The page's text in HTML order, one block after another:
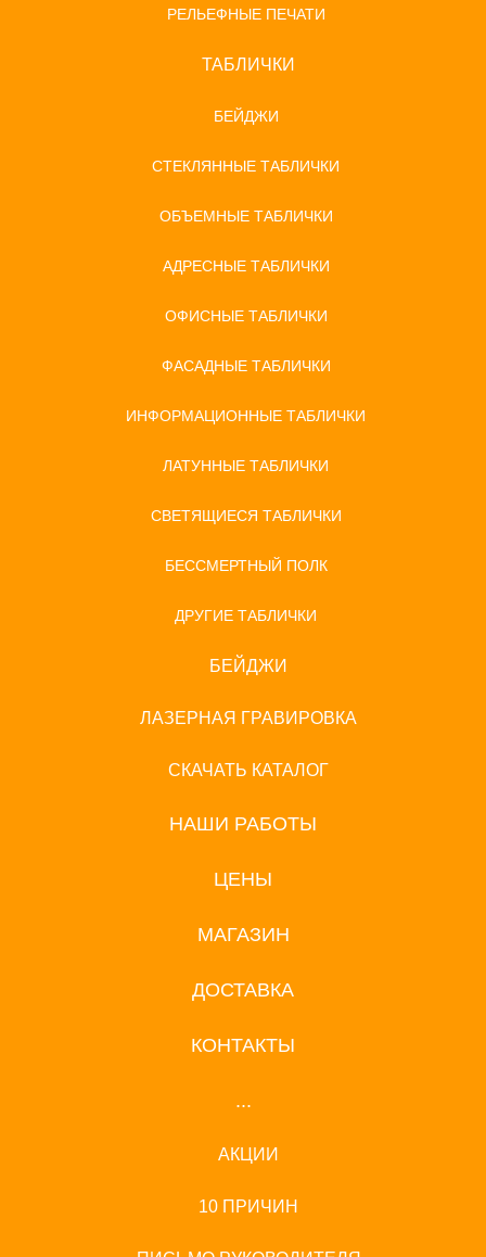
РЕЛЬЕФНЫЕ ПЕЧАТИ
ТАБЛИЧКИ
БЕЙДЖИ
СТЕКЛЯННЫЕ ТАБЛИЧКИ
ОБЪЕМНЫЕ ТАБЛИЧКИ
АДРЕСНЫЕ ТАБЛИЧКИ
ОФИСНЫЕ ТАБЛИЧКИ
ФАСАДНЫЕ ТАБЛИЧКИ
ИНФОРМАЦИОННЫЕ ТАБЛИЧКИ
ЛАТУННЫЕ ТАБЛИЧКИ
СВЕТЯЩИЕСЯ ТАБЛИЧКИ
БЕССМЕРТНЫЙ ПОЛК
ДРУГИЕ ТАБЛИЧКИ
БЕЙДЖИ
ЛАЗЕРНАЯ ГРАВИРОВКА
СКАЧАТЬ КАТАЛОГ
НАШИ РАБОТЫ
ЦЕНЫ
МАГАЗИН
ДОСТАВКА
КОНТАКТЫ
...
АКЦИИ
10 ПРИЧИН